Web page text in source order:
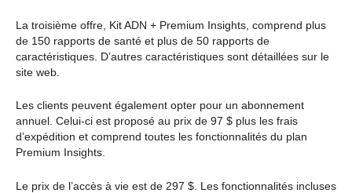
La troisième offre, Kit ADN + Premium Insights, comprend plus
de 150 rapports de santé et plus de 50 rapports de
caractéristiques. D’autres caractéristiques sont détaillées sur le
site web.
Les clients peuvent également opter pour un abonnement
annuel. Celui-ci est proposé au prix de 97 $ plus les frais
d’expédition et comprend toutes les fonctionnalités du plan
Premium Insights.
Le prix de l’accès à vie est de 297 $. Les fonctionnalités incluses